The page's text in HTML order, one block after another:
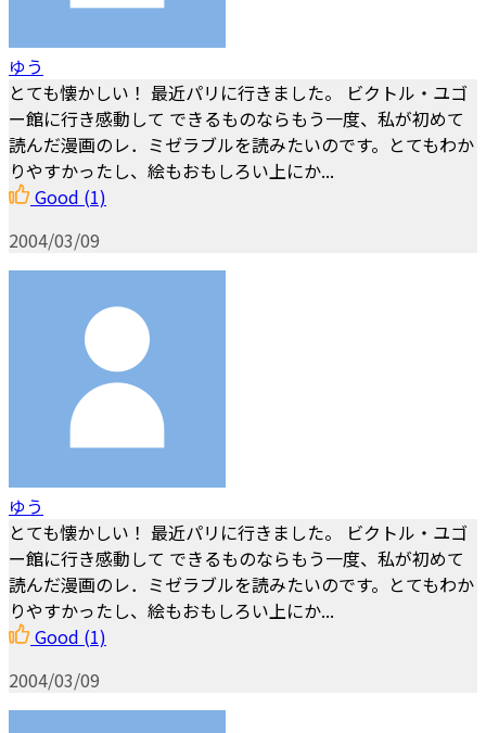
ゆう
とても懐かしい！ 最近パリに行きました。 ビクトル・ユゴ
ー館に行き感動して できるものならもう一度、私が初めて
読んだ漫画のレ．ミゼラブルを読みたいのです。とてもわか
りやすかったし、絵もおもしろい上にか...
Good (1)
2004/03/09
ゆう
とても懐かしい！ 最近パリに行きました。 ビクトル・ユゴ
ー館に行き感動して できるものならもう一度、私が初めて
読んだ漫画のレ．ミゼラブルを読みたいのです。とてもわか
りやすかったし、絵もおもしろい上にか...
Good (1)
2004/03/09